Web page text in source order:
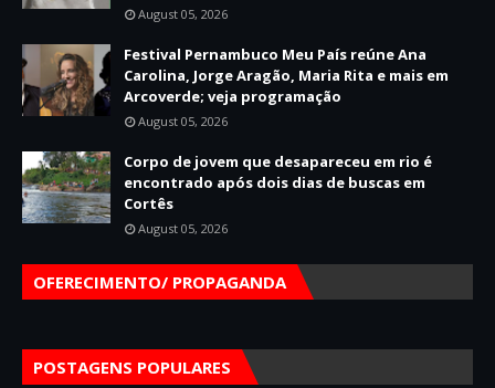
August 05, 2026
Festival Pernambuco Meu País reúne Ana
Carolina, Jorge Aragão, Maria Rita e mais em
Arcoverde; veja programação
August 05, 2026
Corpo de jovem que desapareceu em rio é
encontrado após dois dias de buscas em
Cortês
August 05, 2026
OFERECIMENTO/ PROPAGANDA
POSTAGENS POPULARES